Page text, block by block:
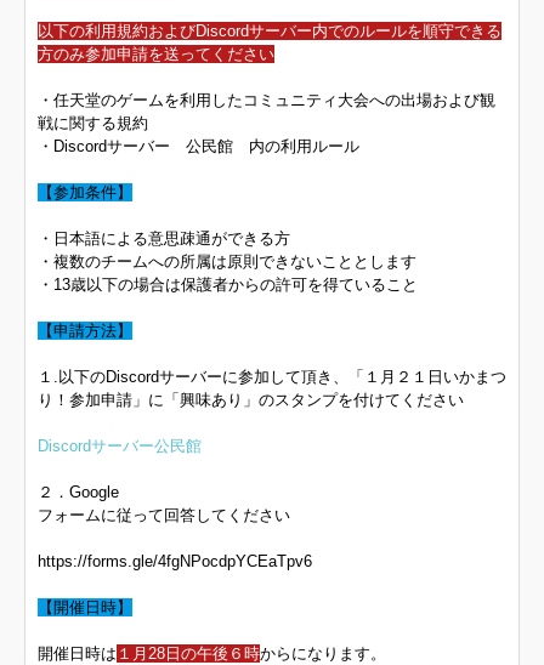
以下の利用規約およびDiscordサーバー内でのルールを順守できる
方のみ参加申請を送ってください
・任天堂のゲームを利用したコミュニティ大会への出場および観
戦に関する規約
・Discordサーバー 公民館 内の利用ルール
【参加条件】
・日本語による意思疎通ができる方
・複数のチームへの所属は原則できないこととします
・13歳以下の場合は保護者からの許可を得ていること
【申請方法】
１.以下のDiscordサーバーに参加して頂き、「１月２１日いかまつ
り！参加申請」に「興味あり」のスタンプを付けてください
Discordサーバー公民館
２．Google
フォームに従って回答してください
https://forms.gle/4fgNPocdpYCEaTpv6
【開催日時】
開催日時は １月28日の午後６時からになります。